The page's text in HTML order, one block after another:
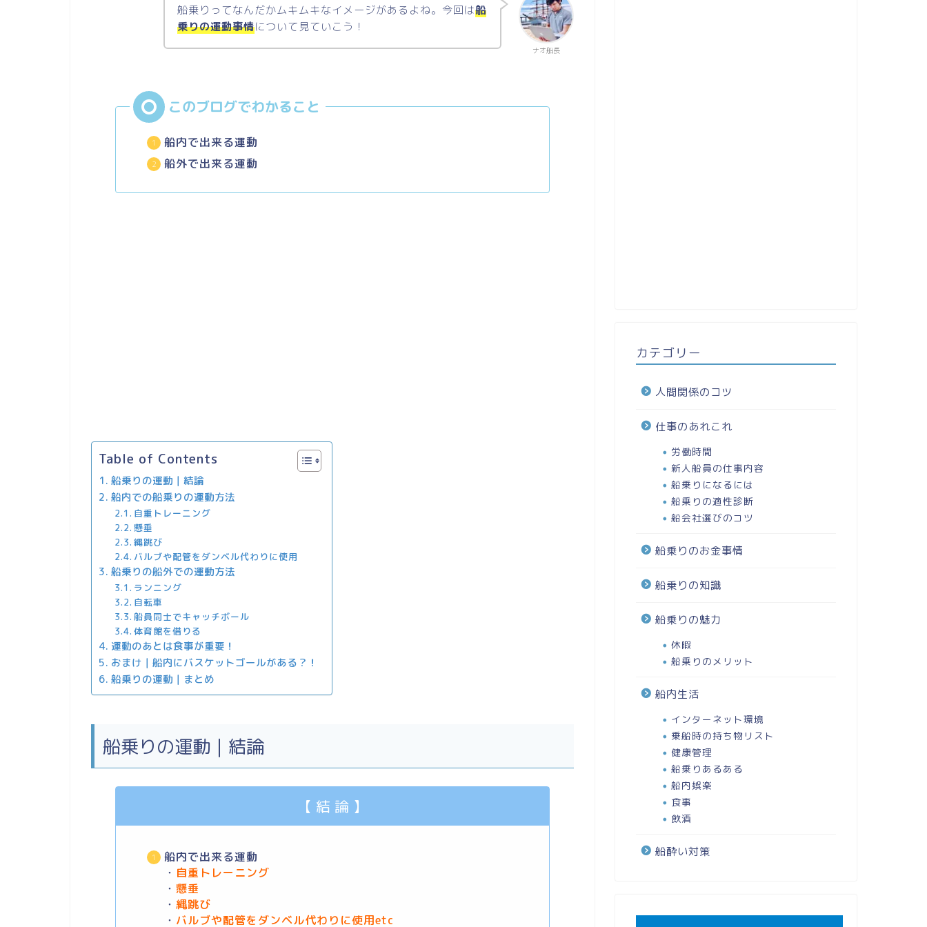
ナオ船長
船乗りってなんだかムキムキなイメージがあるよね。今回は船
乗りの運動事情について見ていこう！
船内で出来る運動
船外で出来る運動
Table of Contents
船乗りの運動｜結論
船内での船乗りの運動方法
自重トレーニング
懸垂
縄跳び
バルブや配管をダンベル代わりに使用
船乗りの船外での運動方法
ランニング
自転車
船員同士でキャッチボール
体育館を借りる
運動のあとは食事が重要！
おまけ｜船内にバスケットゴールがある？！
船乗りの運動｜まとめ
船乗りの運動｜結論
【 結 論 】
船内で出来る運動
・ 自重トレーニング
・ 懸垂
・ 縄跳び
・ バルブや配管をダンベル代わりに使用etc
カテゴリー
人間関係のコツ
仕事のあれこれ
労働時間
新人船員の仕事内容
船乗りになるには
船乗りの適性診断
船会社選びのコツ
船乗りのお金事情
船乗りの知識
船乗りの魅力
休暇
船乗りのメリット
船内生活
インターネット環境
乗船時の持ち物リスト
健康管理
船乗りあるある
船内娯楽
食事
飲酒
船酔い対策